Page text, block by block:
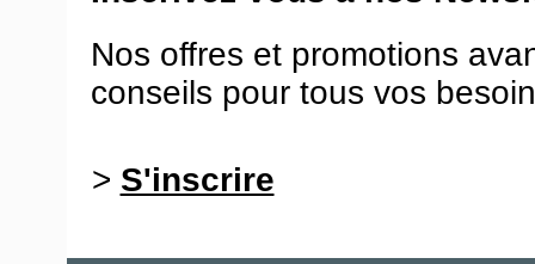
Nos offres et promotions
conseils pour tous vos
> S'inscrire